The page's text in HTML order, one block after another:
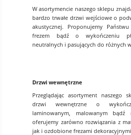
W asortymencie naszego sklepu
bardzo trwałe drzwi wejściowe o
akustycznej. Proponujemy
frezem bądź o wykończeniu
neutralnych i pasujących do różnych
Drzwi wewnętrzne
Przeglądając asortyment naszego
drzwi wewnętrzne o
laminowanym, malowanym bądź
oferujemy zarówno rozwiązania z
jak i ozdobione frezami